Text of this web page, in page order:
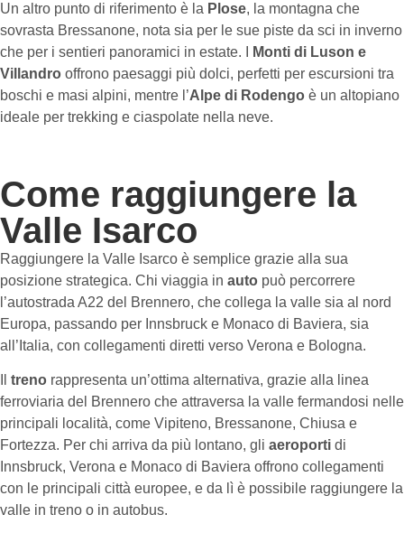
Un altro punto di riferimento è la Plose, la montagna che
sovrasta Bressanone, nota sia per le sue piste da sci in inverno
che per i sentieri panoramici in estate. I
Monti di Luson e
Villandro offrono paesaggi più dolci, perfetti per escursioni tra
boschi e masi alpini, mentre l’Alpe di Rodengo è un altopiano
ideale per trekking e ciaspolate nella neve.
Come raggiungere la
Valle Isarco
Raggiungere la Valle Isarco è semplice grazie alla sua
posizione strategica. Chi viaggia in auto può percorrere
l’autostrada A22 del Brennero, che collega la valle sia al nord
Europa, passando per Innsbruck e Monaco di Baviera, sia
all’Italia, con collegamenti diretti verso Verona e Bologna.
treno rappresenta un’ottima alternativa, grazie alla linea
ferroviaria del Brennero che attraversa la valle fermandosi nelle
principali località, come Vipiteno, Bressanone, Chiusa e
Fortezza. Per chi arriva da più lontano, gli aeroporti di
Innsbruck, Verona e Monaco di Baviera offrono collegamenti
con le principali città europee, e da lì è possibile raggiungere la
valle in treno o in autobus.